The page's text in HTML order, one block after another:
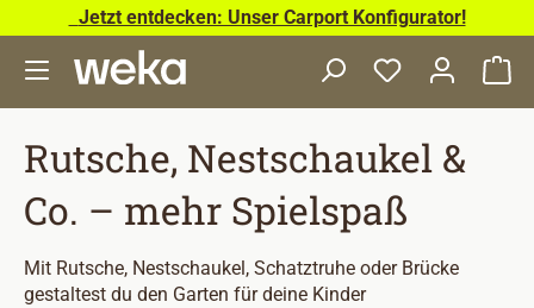
Zum Hauptinhalt springen
Jetzt entdecken: Unser Carport Konfigurator!
Rutsche, Nestschaukel &
Co. – mehr Spielspaß
Mit Rutsche, Nestschaukel, Schatztruhe oder Brücke
gestaltest du den Garten für deine Kinder